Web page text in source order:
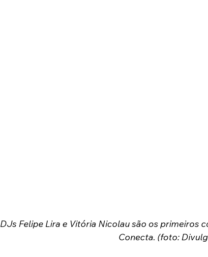
DJs Felipe Lira e Vitória Nicolau são os primeiros
Conecta. (foto: